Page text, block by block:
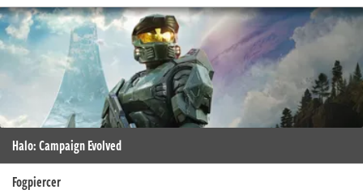
Halo: Campaign Evolved
Fogpiercer